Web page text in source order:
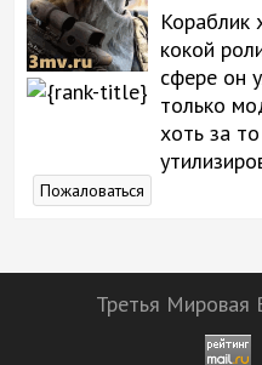
Кораблик
кокой
сфере он
только
хоть за
Пожаловаться
Третья